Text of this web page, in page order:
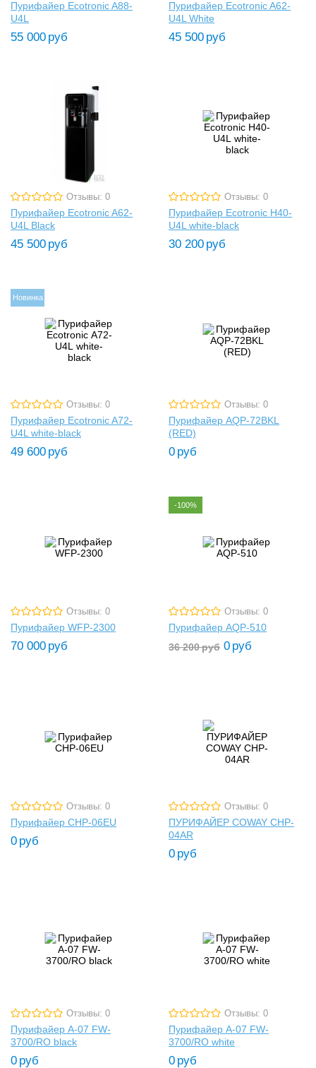
Пурифайер Ecotronic A88-
U4L
55 000 руб
Пурифайер Ecotronic A62-
U4L White
45 500 руб
Отзывы: 0
Пурифайер Ecotronic A62-
U4L Black
45 500 руб
Отзывы: 0
Пурифайер Ecotronic H40-
U4L white-black
30 200 руб
Новинка
Отзывы: 0
Пурифайер Ecotronic A72-
U4L white-black
49 600 руб
Отзывы: 0
Пурифайер AQP-72BKL
(RED)
0 руб
Отзывы: 0
Пурифайер WFP-2300
70 000 руб
-100%
Отзывы: 0
Пурифайер AQP-510
36 200руб 0 руб
Отзывы: 0
Пурифайер CHP-06EU
0 руб
Отзывы: 0
ПУРИФАЙЕР COWAY CHP-
04AR
0 руб
Отзывы: 0
Пурифайер A-07 FW-
3700/RO black
0 руб
Отзывы: 0
Пурифайер A-07 FW-
3700/RO white
0 руб